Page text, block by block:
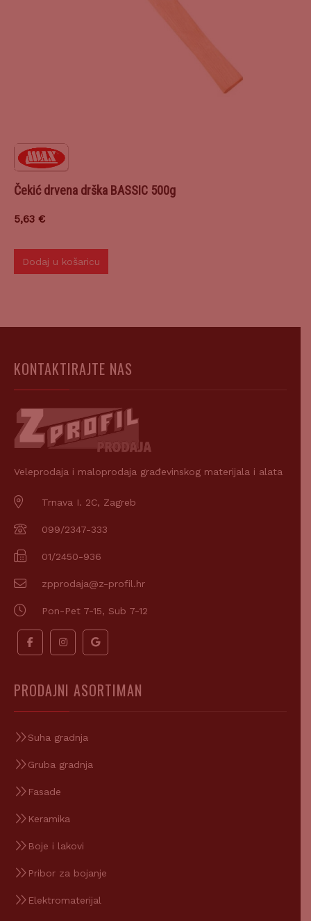
Čekić drvena drška BASSIC 500g
5,63 €
Dodaj u košaricu
KONTAKTIRAJTE NAS
Veleprodaja i maloprodaja građevinskog materijala i alata
Trnava I. 2C, Zagreb
099/2347-333
01/2450-936
zpprodaja@z-profil.hr
Pon-Pet 7-15, Sub 7-12
PRODAJNI ASORTIMAN
Suha gradnja
Gruba gradnja
Fasade
Keramika
Boje i lakovi
Pribor za bojanje
Elektromaterijal